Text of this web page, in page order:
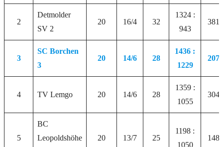
2
Detmolder
SV 2
20 16/4 32
1324 :
943
381
3
SC Borchen
3
20 14/6 28
1436 :
1229
207
4 TV Lemgo 20 14/6 28
1359 :
1055
304
5
BC
Leopoldshöhe
20 13/7 25
1198 :
1050
148